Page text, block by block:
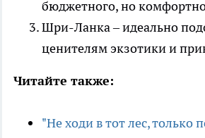
бюджетного, но
Шри-Ланка – идеально
ценителям экзотики и
Читайте также:
"Не ходи в тот лес, только